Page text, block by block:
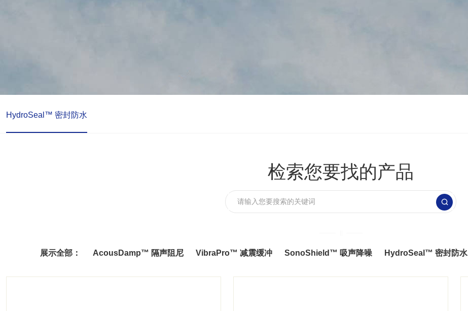
HydroSeal™ 密封防水
检索您要找的产品

展示全部： AcousDamp™ 隔声阻尼 VibraPro™ 减震缓冲 SonoShield™ 吸声降噪 HydroSeal™ 密封防水